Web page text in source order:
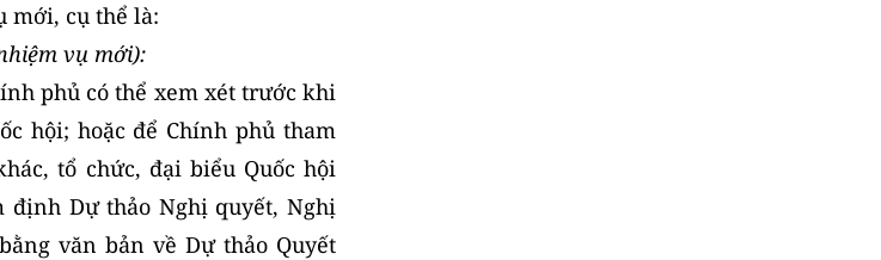
mới, cụ thể là:
vụ mới):
phủ có thể xem xét trước khi
hội; hoặc để Chính phủ tham
tổ chức, đại biểu Quốc hội
định Dự thảo Nghị quyết, Nghị
văn bản về Dự thảo Quyết